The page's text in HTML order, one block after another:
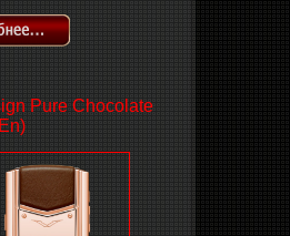
Pure Chocolate